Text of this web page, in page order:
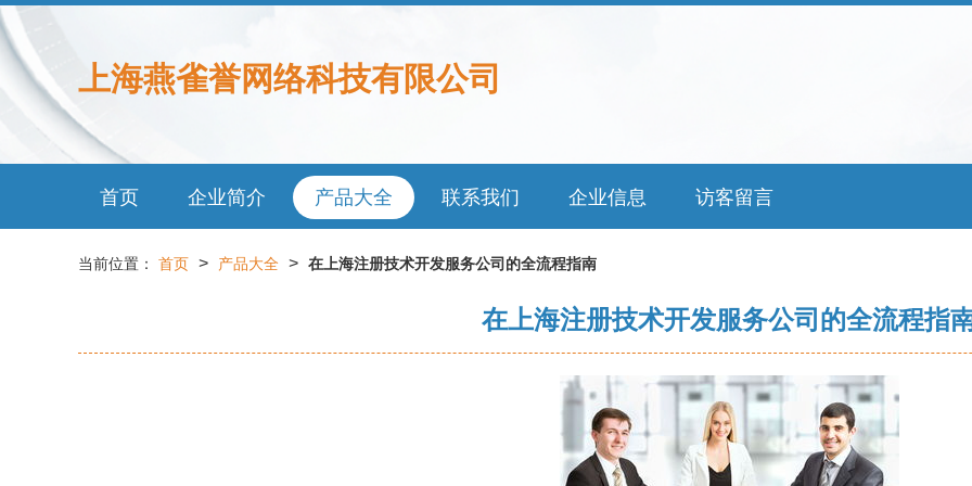
上海燕雀誉网络科技有限公司
首页 企业简介 产品大全 联系我们 企业信息 访客留言
当前位置： 首页 > 产品大全 > 在上海注册技术开发服务公司的全流程指南
在上海注册技术开发服务公司的全流程指